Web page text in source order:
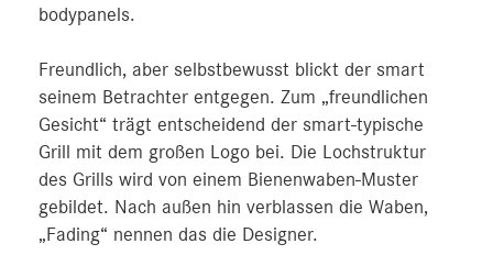
bodypanels.
Freundlich, aber selbstbewusst blickt der smart
seinem Betrachter entgegen. Zum „freundlichen
Gesicht“ trägt entscheidend der smart-typische
Grill mit dem großen Logo bei. Die Lochstruktur
des Grills wird von einem Bienenwaben-Muster
gebildet. Nach außen hin verblassen die Waben,
„Fading“ nennen das die Designer.